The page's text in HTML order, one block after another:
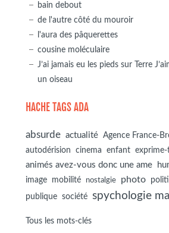
bain debout
de l'autre côté du mouroir
l'aura des pâquerettes
cousine moléculaire
J’ai jamais eu les pieds sur Terre
un oiseau
HACHE TAGS ADA
absurde actualité Agence France-
autodérision cinema enfant
animés avez-vous donc une ame
image mobilité nostalgie photo
publique
société spychologie
Tous les mots-clés